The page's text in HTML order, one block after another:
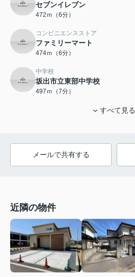
セブンイレブン
472ｍ（6分）
コンビニエンスストア
ファミリーマート
474ｍ（6分）
中学校
坂出市立東部中学校
497ｍ（7分）
すべて見る
メールで共有する
近隣の物件